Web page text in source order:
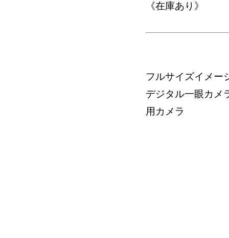
《在庫あり》
フルサイズイメー
デジタル一眼カメ
用カメラ